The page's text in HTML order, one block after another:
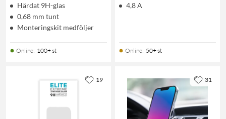
Härdat 9H-glas
0,68 mm tunt
Monteringskit medföljer
Online: 100+ st
4,8 A
Online: 50+ st
19 31